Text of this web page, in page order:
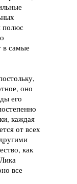
полюс
в самые
оно
его
каждая
от всех
как
все